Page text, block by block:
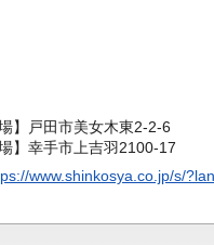
】戸田市美女木東2-2-6
手市上吉羽2100-17
www.shinkosya.co.jp/s/